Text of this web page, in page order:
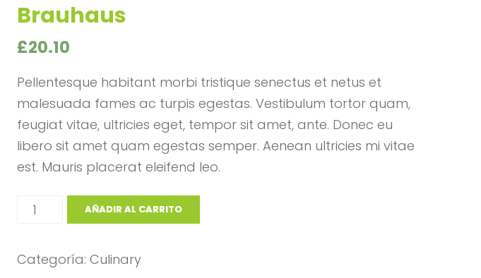
Brauhaus
£20.10
Pellentesque habitant morbi tristique senectus et netus et
malesuada fames ac turpis egestas. Vestibulum tortor quam,
feugiat vitae, ultricies eget, tempor sit amet, ante. Donec eu
libero sit amet quam egestas semper. Aenean ultricies mi vitae
est. Mauris placerat eleifend leo.
AÑADIR AL CARRITO
Categoría: Culinary